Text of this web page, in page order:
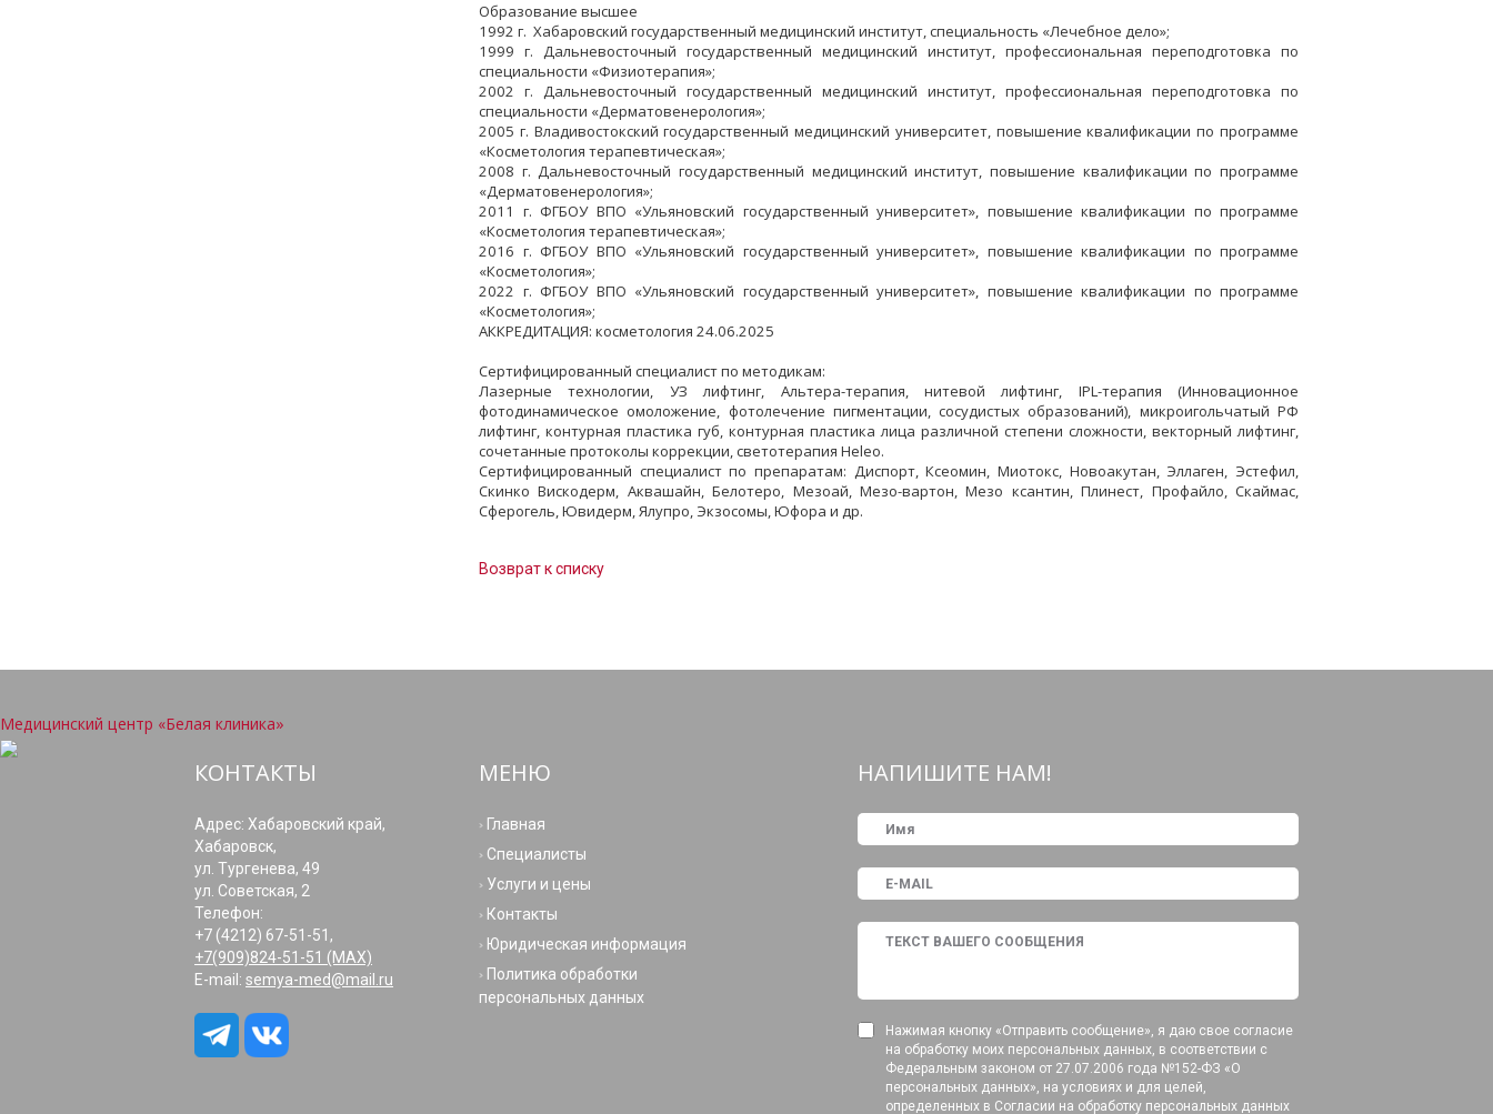
Образование высшее
1992 г. Хабаровский государственный медицинский институт, специальность «Лечебное дело»;
1999 г. Дальневосточный государственный медицинский институт, профессиональная переподготовка по
специальности «Физиотерапия»;
2002 г. Дальневосточный государственный медицинский институт, профессиональная переподготовка по
специальности «Дерматовенерология»;
2005 г. Владивостокский государственный медицинский университет, повышение квалификации по программе
«Косметология терапевтическая»;
2008 г. Дальневосточный государственный медицинский институт, повышение квалификации по программе
«Дерматовенерология»;
2011 г. ФГБОУ ВПО «Ульяновский государственный университет», повышение квалификации по программе
«Косметология терапевтическая»;
2016 г. ФГБОУ ВПО «Ульяновский государственный университет», повышение квалификации по программе
«Косметология»;
2022 г. ФГБОУ ВПО «Ульяновский государственный университет», повышение квалификации по программе
«Косметология»;
АККРЕДИТАЦИЯ: косметология 24.06.2025
Сертифицированный специалист по методикам:
Лазерные технологии, УЗ лифтинг, Альтера-терапия, нитевой лифтинг, IPL-терапия (Инновационное
фотодинамическое омоложение, фотолечение пигментации, сосудистых образований), микроигольчатый РФ
лифтинг, контурная пластика губ, контурная пластика лица различной степени сложности, векторный лифтинг,
сочетанные протоколы коррекции, светотерапия Heleo.
Сертифицированный специалист по препаратам: Диспорт, Ксеомин, Миотокс, Новоакутан, Эллаген, Эстефил,
Скинко Вискодерм, Аквашайн, Белотеро, Мезоай, Мезо-вартон, Мезо ксантин, Плинест, Профайло, Скаймас,
Сферогель, Ювидерм, Ялупро, Экзосомы, Юфора и др.
Возврат к списку
Медицинский центр «Белая клиника»
НАПИШИТЕ НАМ!
Нажимая кнопку «Отправить сообщение», я даю свое согласие
на обработку моих персональных данных, в соответствии с
Федеральным законом от 27.07.2006 года №152-ФЗ «О
персональных данных», на условиях и для целей,
определенных в Согласии на обработку персональных данных
МЕНЮ
Главная
Специалисты
Услуги и цены
Контакты
Юридическая информация
Политика обработки
персональных данных
КОНТАКТЫ
Адрес: Хабаровский край,
Хабаровск,
ул. Тургенева, 49
ул. Советская, 2
Телефон:
+7 (4212) 67-51-51,
+7(909)824-51-51 (МАХ)
E-mail:semya-med@mail.ru